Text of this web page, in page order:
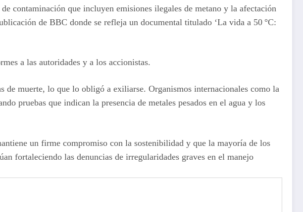
contaminación que incluyen emisiones ilegales de metano y la afectación
de BBC donde se refleja un documental titulado ‘La vida a 50 °C:
a las autoridades y a los accionistas.
de muerte, lo que lo obligó a exiliarse. Organismos internacionales como la
pruebas que indican la presencia de metales pesados en el agua y los
un firme compromiso con la sostenibilidad y que la mayoría de los
fortaleciendo las denuncias de irregularidades graves en el manejo